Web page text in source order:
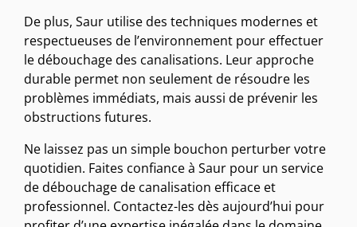
De plus, Saur utilise des techniques modernes et
respectueuses de l’environnement pour effectuer
le débouchage des canalisations. Leur approche
durable permet non seulement de résoudre les
problèmes immédiats, mais aussi de prévenir les
obstructions futures.
Ne laissez pas un simple bouchon perturber votre
quotidien. Faites confiance à Saur pour un service
de débouchage de canalisation efficace et
professionnel. Contactez-les dès aujourd’hui pour